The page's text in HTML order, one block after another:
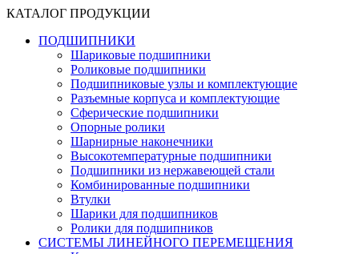
КАТАЛОГ ПРОДУКЦИИ
ПОДШИПНИКИ
Шариковые подшипники
Роликовые подшипники
Подшипниковые узлы и комплектующие
Разъемные корпуса и комплектующие
Сферические подшипники
Опорные ролики
Шарнирные наконечники
Высокотемпературные подшипники
Подшипники из нержавеющей стали
Комбинированные подшипники
Втулки
Шарики для подшипников
Ролики для подшипников
СИСТЕМЫ ЛИНЕЙНОГО ПЕРЕМЕЩЕНИЯ